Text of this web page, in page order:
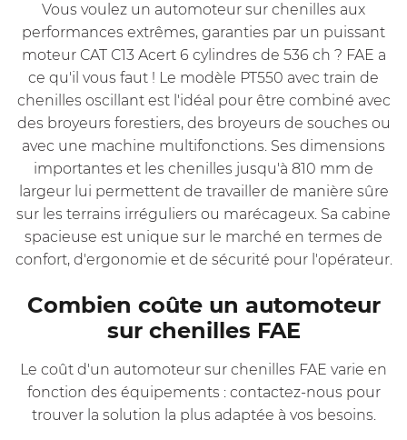
Vous voulez un automoteur sur chenilles aux
performances extrêmes, garanties par un puissant
moteur CAT C13 Acert 6 cylindres de 536 ch ? FAE a
ce qu'il vous faut ! Le modèle PT550 avec train de
chenilles oscillant est l'idéal pour être combiné avec
des broyeurs forestiers, des broyeurs de souches ou
avec une machine multifonctions. Ses dimensions
importantes et les chenilles jusqu'à 810 mm de
largeur lui permettent de travailler de manière sûre
sur les terrains irréguliers ou marécageux. Sa cabine
spacieuse est unique sur le marché en termes de
confort, d'ergonomie et de sécurité pour l'opérateur.
Combien coûte un automoteur
sur chenilles FAE
Le coût d'un automoteur sur chenilles FAE varie en
fonction des équipements : contactez-nous pour
trouver la solution la plus adaptée à vos besoins.